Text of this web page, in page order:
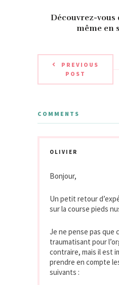
Découvrez-
même en
PREVIOUS
POST
COMMENTS
OLIVIER
Bonjour,
Un petit retour
sur la course pieds
Je ne pense pas que
traumatisant pour
contraire, mais il est
prendre en compte
suivants :